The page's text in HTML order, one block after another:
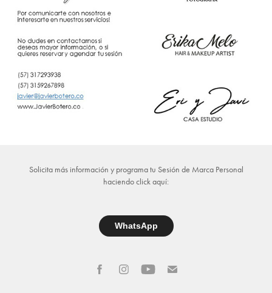
Solicita más información y programa tu Sesión de Marca Personal
haciendo click aquí:
WhatsApp